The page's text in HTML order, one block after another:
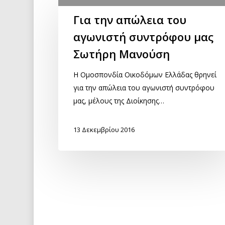
Για την απώλεια του
αγωνιστή συντρόφου μας
Σωτήρη Μανούση
Η Ομοσπονδία Οικοδόμων Ελλάδας θρηνεί
για την απώλεια του αγωνιστή συντρόφου
μας, μέλους της Διοίκησης…
13 Δεκεμβρίου 2016